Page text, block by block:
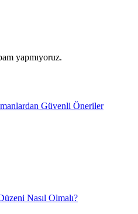
yapmıyoruz.
Güvenli Öneriler
Nasıl Olmalı?